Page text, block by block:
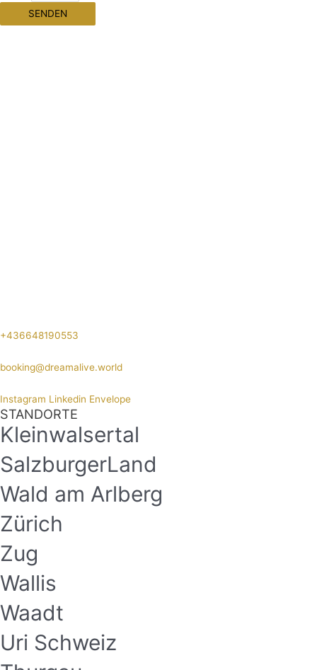
SENDEN
+436648190553
booking@dreamalive.world
Instagram Linkedin Envelope
STANDORTE
Kleinwalsertal
SalzburgerLand
Wald am Arlberg
Zürich
Zug
Wallis
Waadt
Uri Schweiz